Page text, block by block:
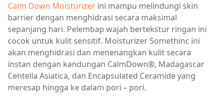
Calm Down Moisturizer ini mampu melindungi skin
barrier dengan menghidrasi secara maksimal
sepanjang hari. Pelembap wajah bertekstur ringan ini
cocok untuk kulit sensitif. Moisturizer Somethinc ini
akan menghidrasi dan menenangkan kulit secara
instan dengan kandungan CalmDown®, Madagascar
Centella Asiatica, dan Encapsulated Ceramide yang
meresap hingga ke dalam pori – pori.